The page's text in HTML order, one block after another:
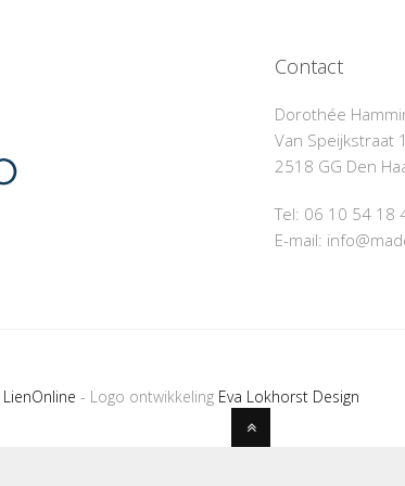
Contact
Dorothée
Van Speijkstraat
2518 GG Den
Tel: 06 10 54 18
E-mail:
LienOnline - Logo ontwikkeling Eva Lokhorst Design